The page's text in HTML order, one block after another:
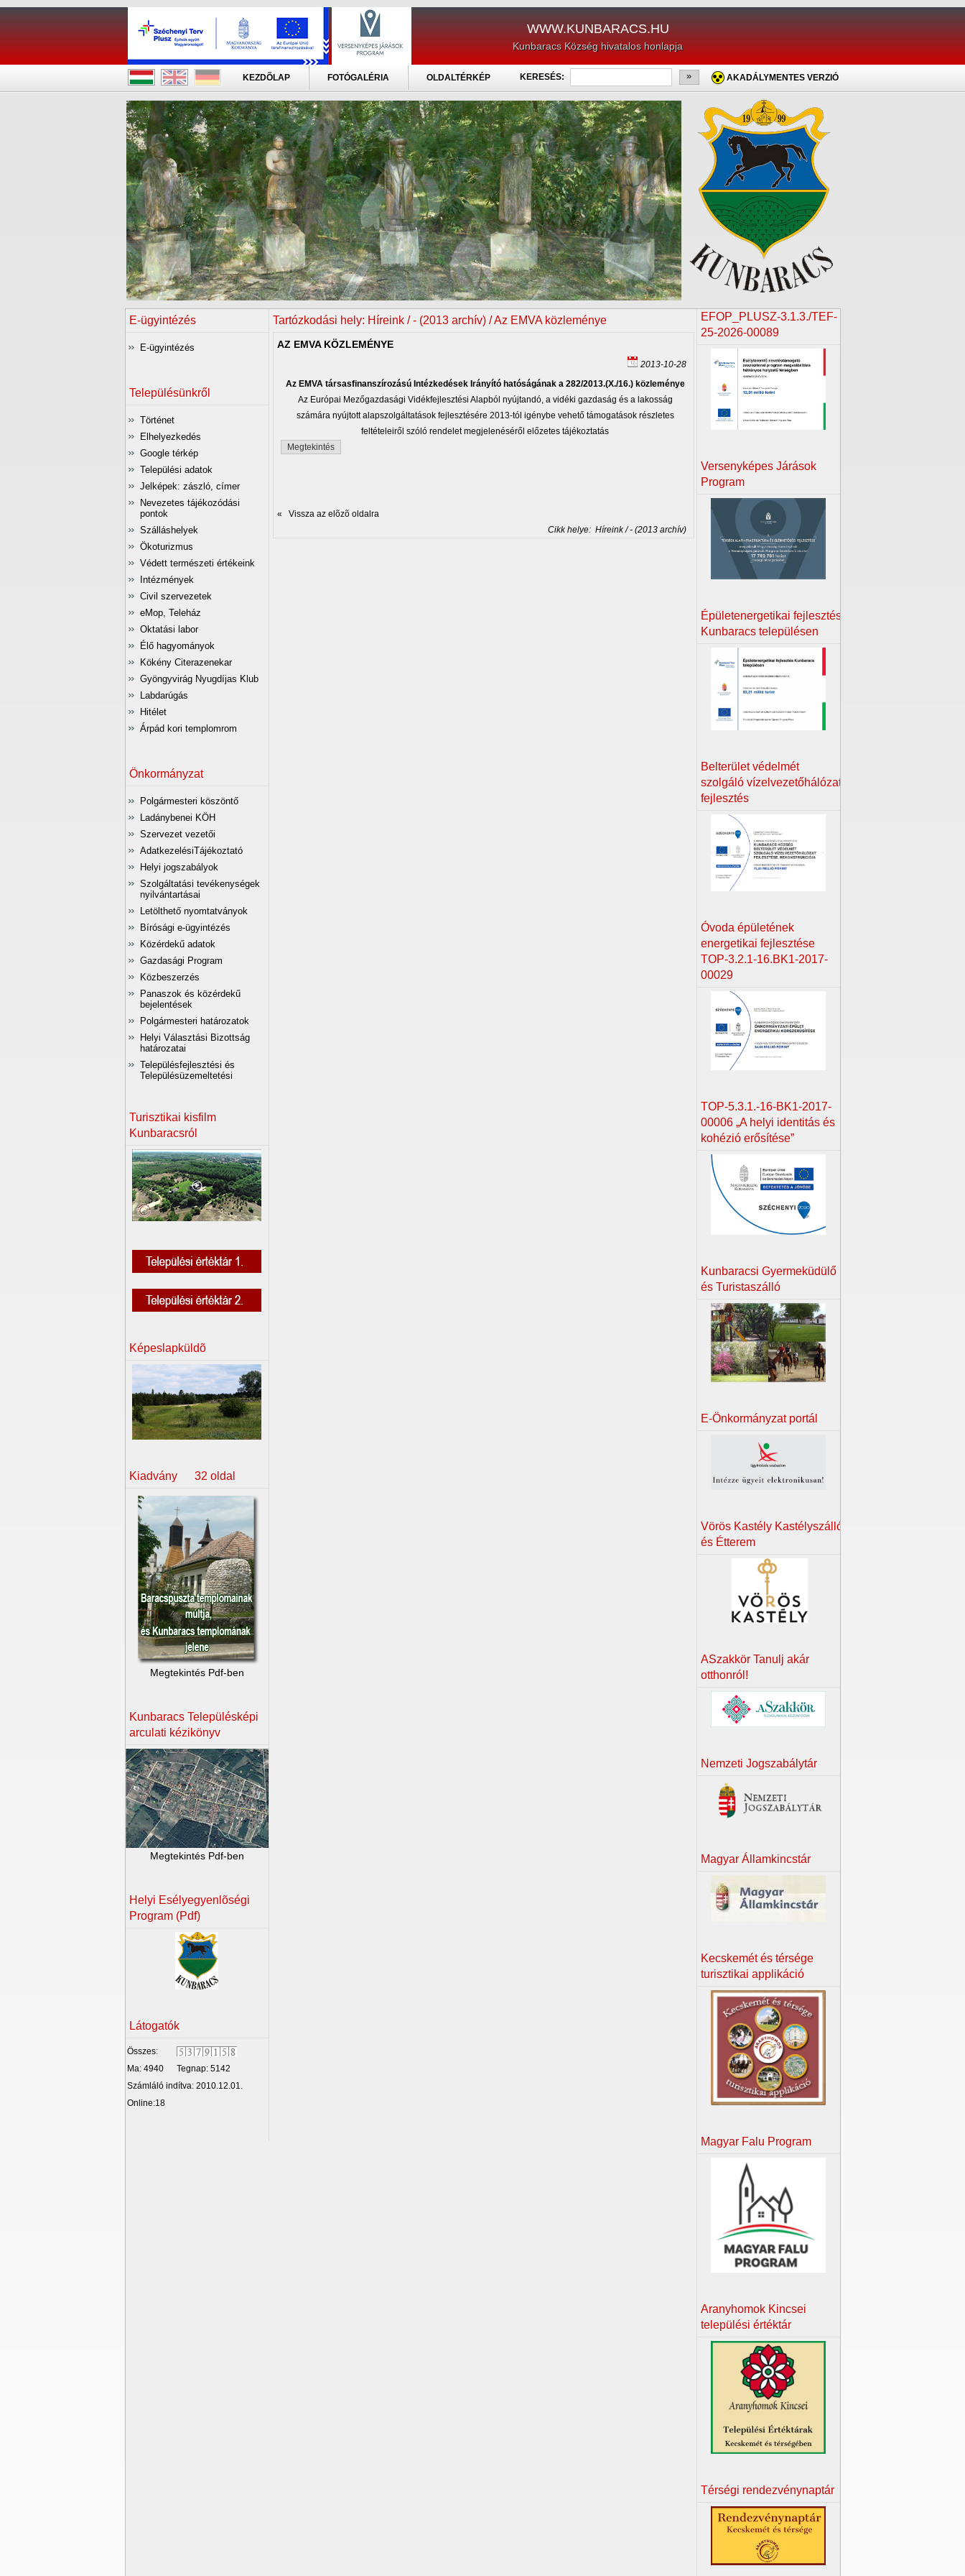
WWW.KUNBARACS.HU
Kunbaracs Község hivatalos honlapja
KEZDÕLAP FOTÓGALÉRIA OLDALTÉRKÉP KERESÉS: » AKADÁLYMENTES VERZIÓ
E-ügyintézés
E-ügyintézés
Településünkről
Történet
Elhelyezkedés
Google térkép
Települési adatok
Jelképek: zászló, címer
Nevezetes tájékozódási
pontok
Szálláshelyek
Ökoturizmus
Védett természeti értékeink
Intézmények
Civil szervezetek
eMop, Teleház
Oktatási labor
Élő hagyományok
Kökény Citerazenekar
Gyöngyvirág Nyugdíjas Klub
Labdarúgás
Hitélet
Árpád kori templomrom
Önkormányzat
Polgármesteri köszöntő
Ladánybenei KÖH
Szervezet vezetői
AdatkezelésiTájékoztató
Helyi jogszabályok
Szolgáltatási tevékenységek
nyilvántartásai
Letölthető nyomtatványok
Bírósági e-ügyintézés
Közérdekű adatok
Gazdasági Program
Közbeszerzés
Panaszok és közérdekű
bejelentések
Polgármesteri határozatok
Helyi Választási Bizottság
határozatai
Településfejlesztési és
Településüzemeltetési
Turisztikai kisfilm
Kunbaracsról
Képeslapküldõ
Kiadvány 32 oldal
Megtekintés Pdf-ben
Kunbaracs Településképi
arculati kézikönyv
Megtekintés Pdf-ben
Helyi Esélyegyenlõségi
Program (Pdf)
Látogatók
Összes:
Ma: 4940
Tegnap: 5142
Számláló indítva: 2010.12.01.
Online:18
Tartózkodási hely: Híreink / - (2013 archív) / Az EMVA közleménye
AZ EMVA KÖZLEMÉNYE
2013-10-28
Az EMVA társasfinanszírozású Intézkedések Irányító hatóságának a 282/2013.(X./16.) közleménye
Az Európai Mezőgazdasági Vidékfejlesztési Alapból nyújtandó, a vidéki gazdaság és a lakosság
számára nyújtott alapszolgáltatások fejlesztésére 2013-tól igénybe vehető támogatások részletes
feltételeiről szóló rendelet megjelenéséről előzetes tájékoztatás
Megtekintés
« Vissza az elõzõ oldalra
Cikk helye:Híreink / - (2013 archív)
EFOP_PLUSZ-3.1.3./TEF-
25-2026-00089
Versenyképes Járások
Program
Épületenergetikai fejlesztés
Kunbaracs településen
Belterület védelmét
szolgáló vízelvezetőhálózat
fejlesztés
Óvoda épületének
energetikai fejlesztése
TOP-3.2.1-16.BK1-2017-
00029
TOP-5.3.1.-16-BK1-2017-
00006 „A helyi identitás és
kohézió erősítése”
Kunbaracsi Gyermeküdülő
és Turistaszálló
E-Önkormányzat portál
Vörös Kastély Kastélyszálló
és Étterem
ASzakkör Tanulj akár
otthonról!
Nemzeti Jogszabálytár
Magyar Államkincstár
Kecskemét és térsége
turisztikai applikáció
Magyar Falu Program
Aranyhomok Kincsei
települési értéktár
Térségi rendezvénynaptár